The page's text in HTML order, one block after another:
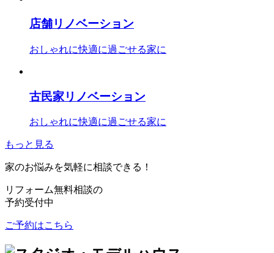
店舗リノベーション
おしゃれに快適に過ごせる家に
古民家リノベーション
おしゃれに快適に過ごせる家に
もっと見る
家のお悩みを気軽に相談できる！
リフォーム無料相談の
予約受付中
ご予約はこちら